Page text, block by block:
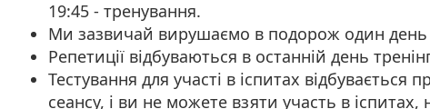
19:45 - тренування.
Ми зазвичай вирушаємо в подорож один
Репетиції відбуваються в останній день
Тестування для участі в іспитах відбувається
сеансу, і ви не можете взяти участь в